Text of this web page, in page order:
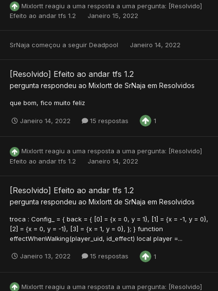
Mixlortt reagiu a uma resposta a uma pergunta: [Resolvido]
Efeito ao andar tfs 1.2
Janeiro 15, 2022
SrNaja começou a seguir Deadpool Janeiro 14, 2022
[Resolvido] Efeito ao andar tfs 1.2
pergunta respondeu ao Mixlortt de SrNaja em Resolvidos
que bom, fico muito feliz
Janeiro 14, 2022 15 respostas 1
Mixlortt reagiu a uma resposta a uma pergunta: [Resolvido]
Efeito ao andar tfs 1.2
Janeiro 14, 2022
[Resolvido] Efeito ao andar tfs 1.2
pergunta respondeu ao Mixlortt de SrNaja em Resolvidos
troca : Config_ = { back = { [0] = {x = 0, y = 1}, [1] = {x = -1, y = 0},
[2] = {x = 0, y = -1}, [3] = {x = 1, y = 0}, }; } function
effectWhenWalking(player_uid, id_effect) local player =...
Janeiro 13, 2022 15 respostas 1
Mixlortt reagiu a uma resposta a uma pergunta: [Resolvido]